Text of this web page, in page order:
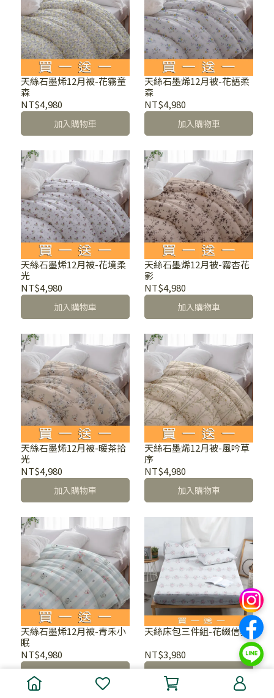
天絲石墨烯12月被-花霧童
森
NT$4,980
加入購物車
天絲石墨烯12月被-花語柔
森
NT$4,980
加入購物車
天絲石墨烯12月被-花境柔
光
NT$4,980
加入購物車
天絲石墨烯12月被-霧杏花
影
NT$4,980
加入購物車
天絲石墨烯12月被-暖茶拾
光
NT$4,980
加入購物車
天絲石墨烯12月被-風吟草
序
NT$4,980
加入購物車
天絲石墨烯12月被-青禾小
眠
NT$4,980
天絲床包三件組-花綴信箋
NT$3,980